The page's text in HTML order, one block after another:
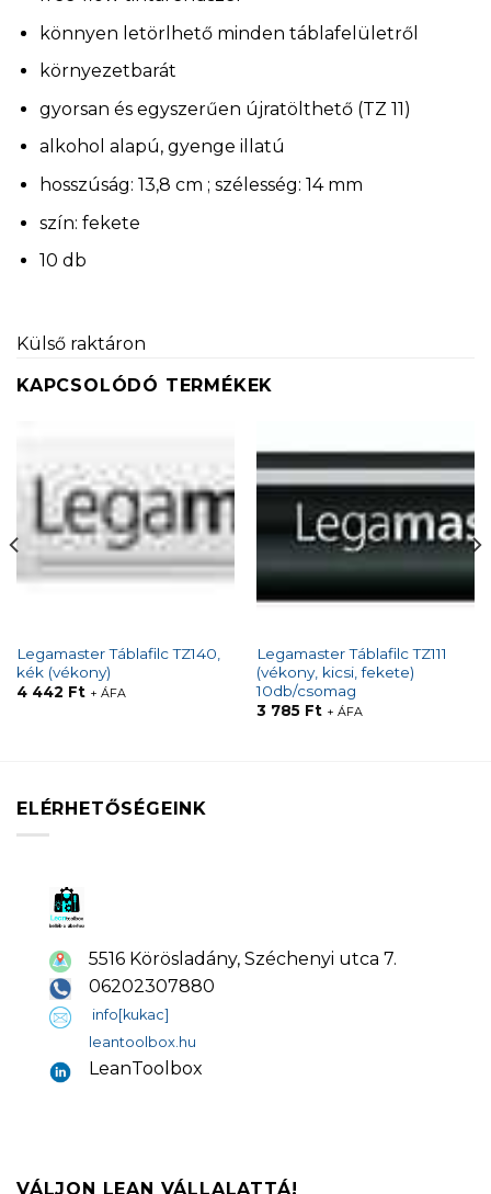
könnyen letörlhető minden táblafelületről
környezetbarát
gyorsan és egyszerűen újratölthető (TZ 11)
alkohol alapú, gyenge illatú
hosszúság: 13,8 cm ; szélesség: 14 mm
szín: fekete
10 db
Külső raktáron
KAPCSOLÓDÓ TERMÉKEK
Legamaster Táblafilc TZ140,
kék (vékony)
4 442 Ft + ÁFA
Legamaster Táblafilc TZ111
(vékony, kicsi, fekete)
10db/csomag
3 785 Ft + ÁFA
ELÉRHETŐSÉGEINK
5516 Körösladány, Széchenyi utca 7.
06202307880
info[kukac]
leantoolbox.hu
LeanToolbox
VÁLJON LEAN VÁLLALATTÁ!